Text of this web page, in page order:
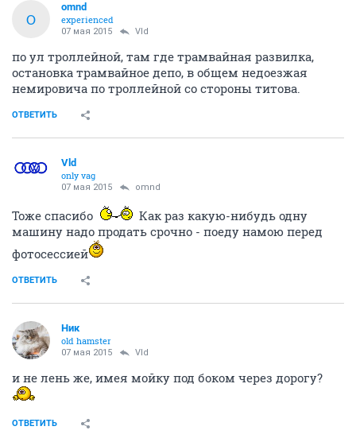
O
omnd
experienced
07 мая 2015 Vld
по ул троллейной, там где трамвайная развилка,
остановка трамвайное депо, в общем недоезжая
немировича по троллейной со стороны титова.
ОТВЕТИТЬ
Vld
only vag
07 мая 2015 omnd
Тоже спасибо
Как раз какую-нибудь одну
машину надо продать срочно - поеду намою перед
фотосессией
ОТВЕТИТЬ
Ник
old hamster
07 мая 2015 Vld
и не лень же, имея мойку под боком через дорогу?
ОТВЕТИТЬ